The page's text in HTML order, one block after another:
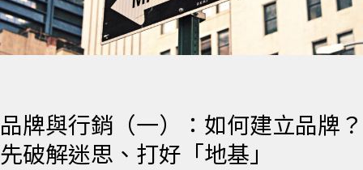
品牌與行銷（一）：如何建立品牌？
先破解迷思、打好「地基」